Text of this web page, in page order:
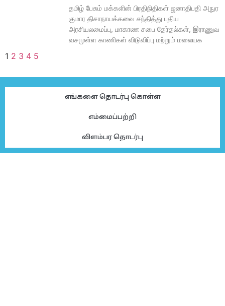
தமிழ் பேசும் மக்களின் பிரதிநிதிகள் ஜனாதிபதி அநுர
குமார திசாநாயக்கவை சந்தித்து புதிய
அரசியலமைப்பு, மாகாண சபை தேர்தல்கள், இராணுவ
வசமுள்ள காணிகள் விடுவிப்பு மற்றும் மலையக
1 2 3 4 5
எங்களை தொடர்பு கொள்ள
எம்மைப்பற்றி
விளம்பர தொடர்பு